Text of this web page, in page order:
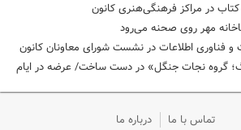
مهر روی صحنه می‌رود
و فناوری اطلاعات در نشست شورای معاونان کانون
گروه نجات جنگل» در دست ساخت/ عرضه در ایام
تماس با ما درباره ما